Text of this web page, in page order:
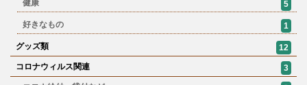
健康 5
好きなもの 1
グッズ類
12
コロナウィルス関連
3